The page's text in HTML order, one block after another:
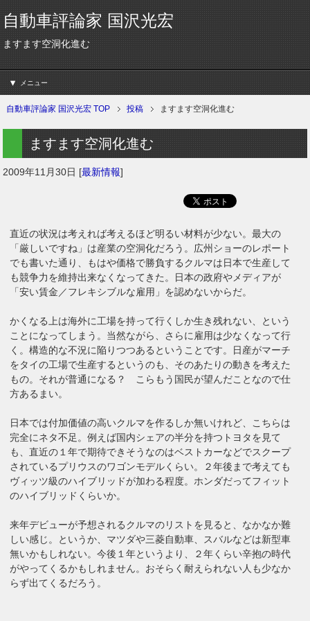
自動車評論家 国沢光宏
ますます空洞化進む
メニュー
自動車評論家 国沢光宏 TOP 投稿 ますます空洞化進む
ますます空洞化進む
2009年11月30日 [最新情報]
直近の状況は考えれば考えるほど明るい材料が少ない。最大の
「厳しいですね」は産業の空洞化だろう。広州ショーのレポート
でも書いた通り、もはや価格で勝負するクルマは日本で生産して
も競争力を維持出来なくなってきた。日本の政府やメディアが
「安い賃金／フレキシブルな雇用」を認めないからだ。
かくなる上は海外に工場を持って行くしか生き残れない、という
ことになってしまう。当然ながら、さらに雇用は少なくなって行
く。構造的な不況に陥りつつあるということです。日産がマーチ
をタイの工場で生産するというのも、そのあたりの動きを考えた
もの。それが普通になる？ こらもう国民が望んだことなので仕
方あるまい。
日本では付加価値の高いクルマを作るしか無いけれど、こちらは
完全にネタ不足。例えば国内シェアの半分を持つトヨタを見て
も、直近の１年で期待できそうなのはベストカーなどでスクープ
されているプリウスのワゴンモデルくらい。２年後まで考えても
ヴィッツ級のハイブリッドが加わる程度。ホンダだってフィット
のハイブリッドくらいか。
来年デビューが予想されるクルマのリストを見ると、なかなか難
しい感じ。というか、マツダや三菱自動車、スバルなどは新型車
無いかもしれない。今後１年というより、２年くらい辛抱の時代
がやってくるかもしれません。おそらく耐えられない人も少なか
らず出てくるだろう。